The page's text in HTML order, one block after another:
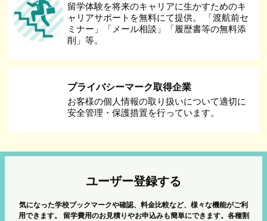
留学体験を将来のキャリアに生かすためのキ
ャリアサポートを無料にて提供。 「渡航前セ
ミナー」「メール相談」「履歴書等の無料添
削」等。
プライバシーマーク取得企業
お客様の個人情報の取り扱いについて適切に
安全管理・保護措置を行っています。
ユーザー登録する
気になった学校ブックマークや確認、料金比較など、様々な機能がご利
用できます。
留学費用のお見積りやお申込みも簡単にできます。各種割